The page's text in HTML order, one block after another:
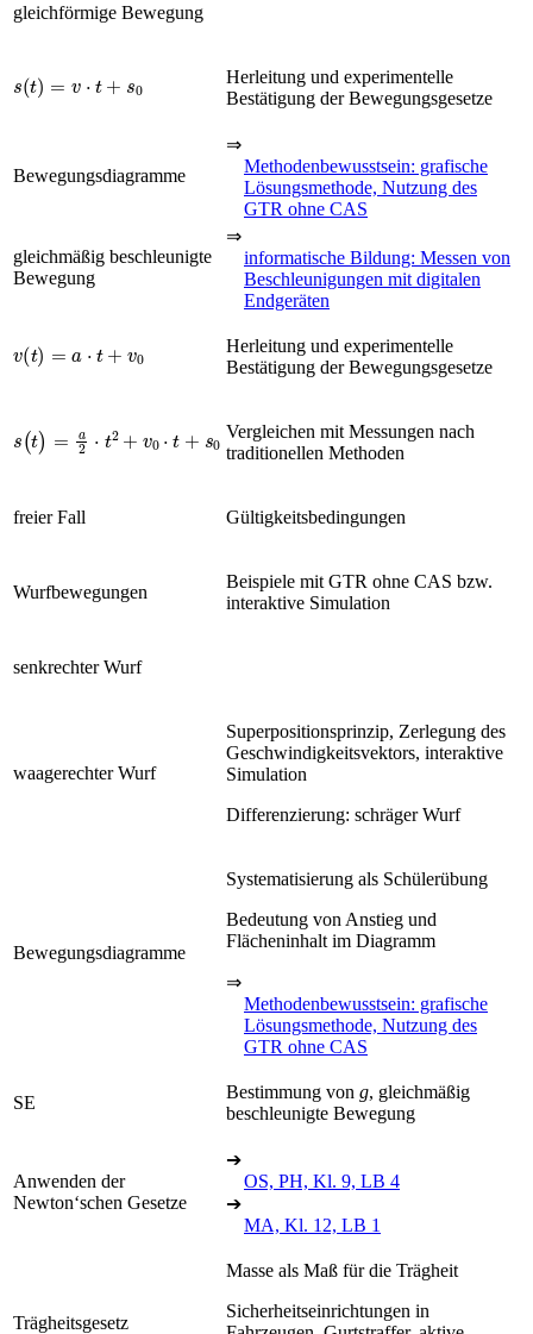
gleichförmige Bewegung
(t )
Herleitung und experimentelle
Bestätigung der Bewegungsgesetze
Bewegungsdiagramme
⇒
Methodenbewusstsein: grafische
Lösungsmethode, Nutzung des
GTR ohne CAS
gleichmäßig beschleunigte
Bewegung
⇒
informatische Bildung: Messen von
Beschleunigungen mit digitalen
Endgeräten
( )
Herleitung und experimentelle
Bestätigung der Bewegungsgesetze
(t)= ·t +v 0
Vergleichen mit Messungen nach
traditionellen Methoden
freier Fall Gültigkeitsbedingungen
Wurfbewegungen
Beispiele mit GTR ohne CAS bzw.
interaktive Simulation
senkrechter Wurf
waagerechter Wurf
Superpositionsprinzip, Zerlegung des
Geschwindigkeitsvektors, interaktive
Simulation
Differenzierung: schräger Wurf
Bewegungsdiagramme
Systematisierung als Schülerübung
Bedeutung von Anstieg und
Flächeninhalt im Diagramm
⇒
Methodenbewusstsein: grafische
Lösungsmethode, Nutzung des
GTR ohne CAS
SE
Bestimmung von g, gleichmäßig
beschleunigte Bewegung
Anwenden der
Newton‘schen Gesetze
➔
OS, PH, Kl. 9, LB 4
➔
MA, Kl. 12, LB 1
Trägheitsgesetz
Masse als Maß für die Trägheit
Sicherheitseinrichtungen in